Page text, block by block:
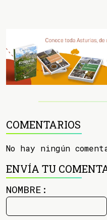
COMENTARIOS
No hay ningún
ENVÍA TU
NOMBRE: